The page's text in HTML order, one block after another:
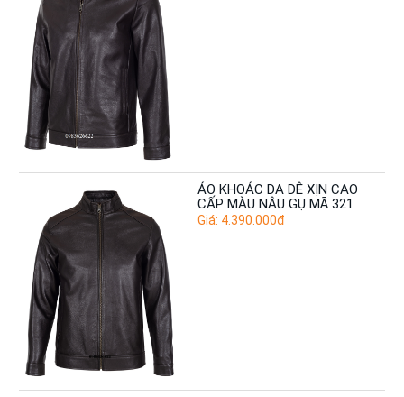
ÁO KHOÁC DA DÊ XỊN CAO
CẤP MÀU NÂU GỤ MÃ 321
Giá: 4.390.000đ